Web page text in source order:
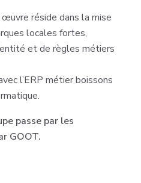
réside dans la mise
locales fortes,
et de règles métiers
l’ERP métier boissons
passe par les
GOOT.